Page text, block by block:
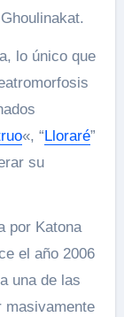
lo único que
«, “ Lloraré”
su
por Katona
el año 2006
una de las
masivamente